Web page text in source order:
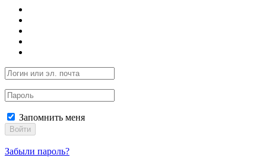
Запомнить меня
Войти
Забыли пароль?